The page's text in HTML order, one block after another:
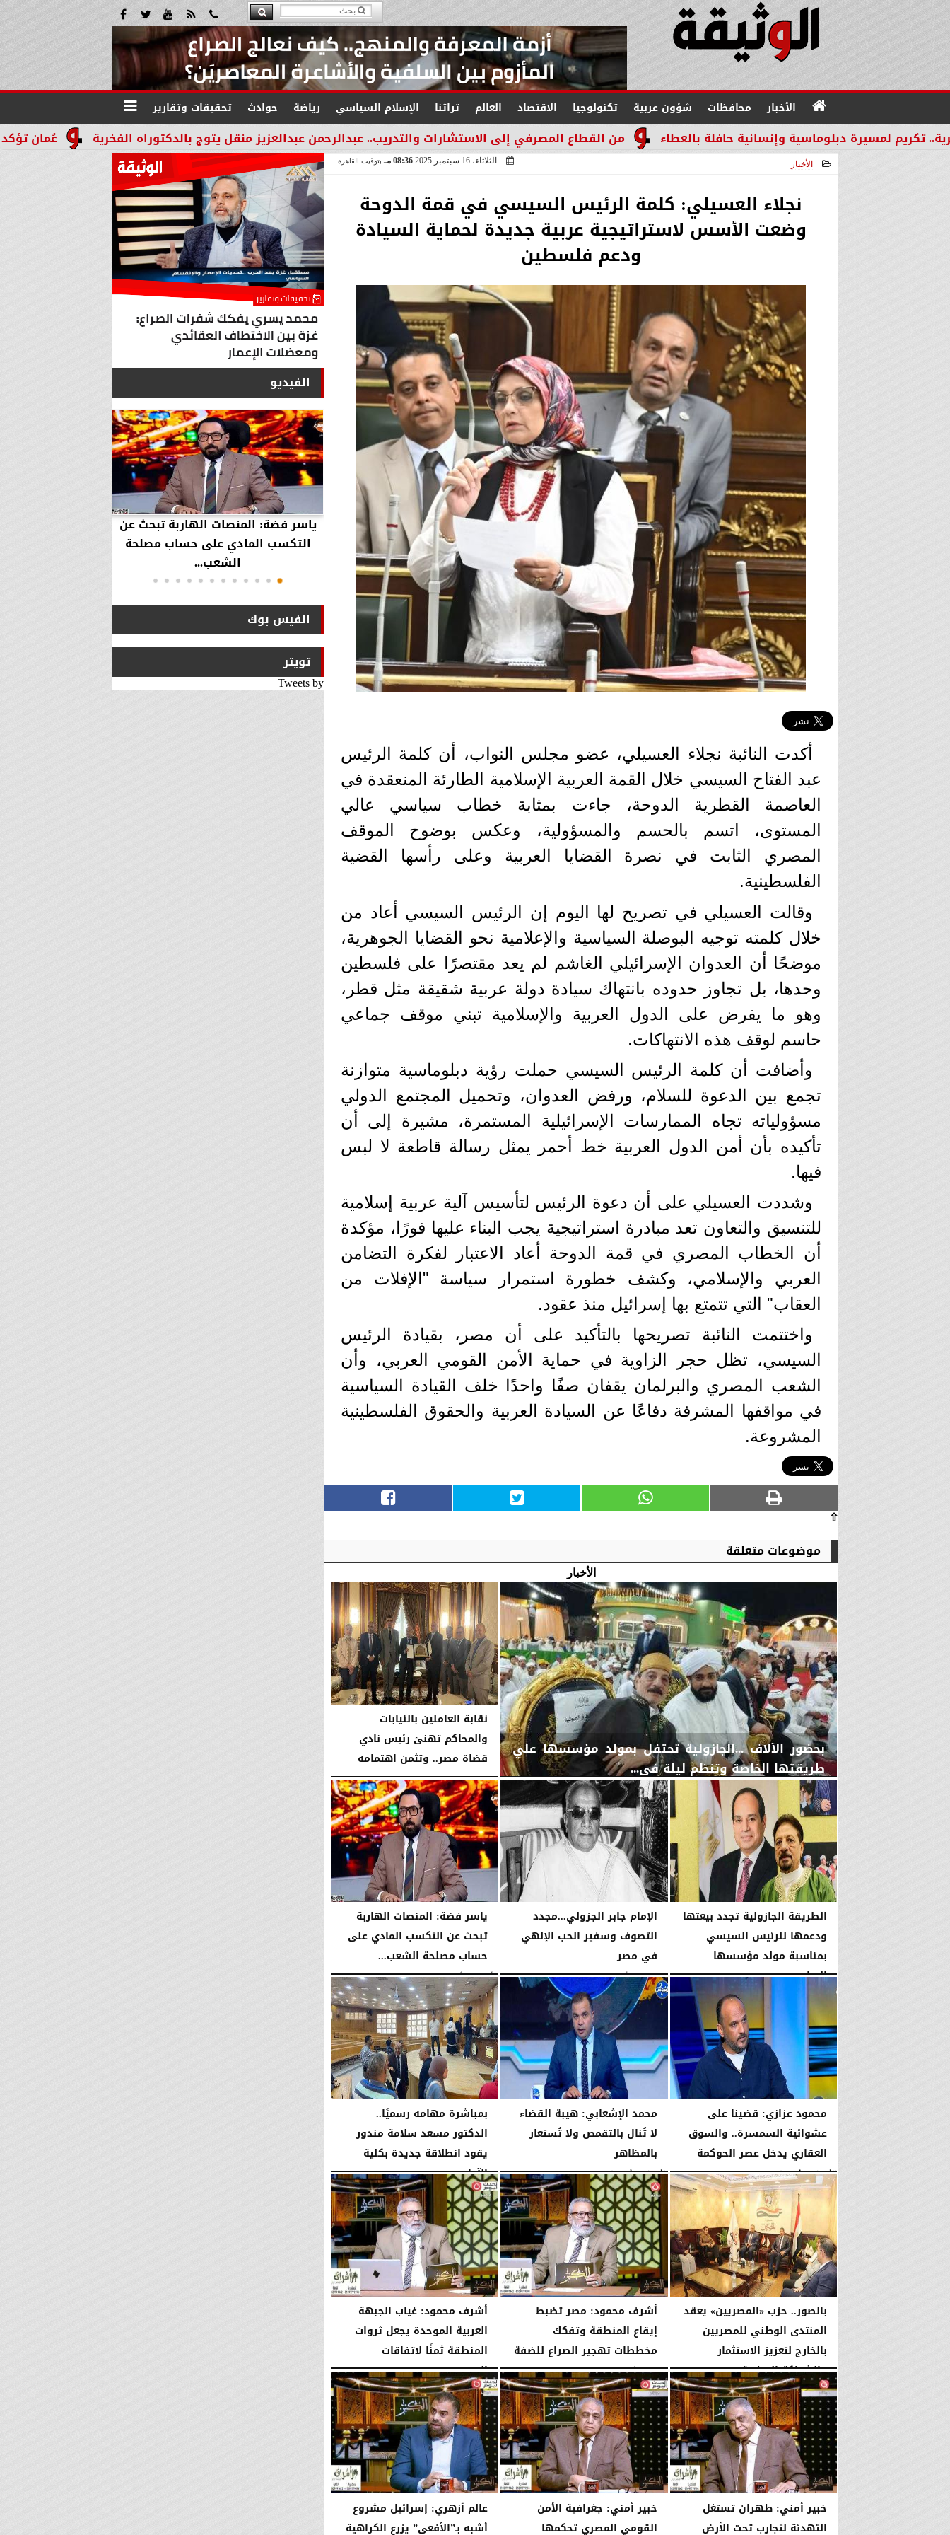
الأخبار محافظات شؤون عربية تكنولوجيا الاقتصاد العالم تراثنا الإسلام السياسي رياضة حوادث تحقيقات وتقارير
عُمان تؤكد التزامها بدعم من القطاع المصرفي إلى الاستشارات والتدريب.. عبدالرحمن عبدالعزيز منقل يتوج بالدكتوراه الفخرية دبلوماسية وإنسانية حافلة بالعطاء
الأخبار الثلاثاء، 16 سبتمبر 2025 08:36 مـ بتوقيت القاهرة
نجلاء العسيلي: كلمة الرئيس السيسي في قمة الدوحة
وضعت الأسس لاستراتيجية عربية جديدة لحماية السيادة
ودعم فلسطين
أكدت النائبة نجلاء العسيلي، عضو مجلس النواب، أن كلمة الرئيس
عبد الفتاح السيسي خلال القمة العربية الإسلامية الطارئة المنعقدة في
العاصمة القطرية الدوحة، جاءت بمثابة خطاب سياسي عالي
المستوى، اتسم بالحسم والمسؤولية، وعكس بوضوح الموقف
المصري الثابت في نصرة القضايا العربية وعلى رأسها القضية
الفلسطينية.
وقالت العسيلي في تصريح لها اليوم إن الرئيس السيسي أعاد من
خلال كلمته توجيه البوصلة السياسية والإعلامية نحو القضايا الجوهرية،
موضحًا أن العدوان الإسرائيلي الغاشم لم يعد مقتصرًا على فلسطين
وحدها، بل تجاوز حدوده بانتهاك سيادة دولة عربية شقيقة مثل قطر،
وهو ما يفرض على الدول العربية والإسلامية تبني موقف جماعي
حاسم لوقف هذه الانتهاكات.
وأضافت أن كلمة الرئيس السيسي حملت رؤية دبلوماسية متوازنة
تجمع بين الدعوة للسلام، ورفض العدوان، وتحميل المجتمع الدولي
مسؤولياته تجاه الممارسات الإسرائيلية المستمرة، مشيرة إلى أن
تأكيده بأن أمن الدول العربية خط أحمر يمثل رسالة قاطعة لا لبس
فيها.
وشددت العسيلي على أن دعوة الرئيس لتأسيس آلية عربية إسلامية
للتنسيق والتعاون تعد مبادرة استراتيجية يجب البناء عليها فورًا، مؤكدة
أن الخطاب المصري في قمة الدوحة أعاد الاعتبار لفكرة التضامن
العربي والإسلامي، وكشف خطورة استمرار سياسة "الإفلات من
العقاب" التي تتمتع بها إسرائيل منذ عقود.
واختتمت النائبة تصريحها بالتأكيد على أن مصر، بقيادة الرئيس
السيسي، تظل حجر الزاوية في حماية الأمن القومي العربي، وأن
الشعب المصري والبرلمان يقفان صفًا واحدًا خلف القيادة السياسية
في مواقفها المشرفة دفاعًا عن السيادة العربية والحقوق الفلسطينية
المشروعة.
⇧
موضوعات متعلقة
الأخبار
بحضور الآلاف ...الجازولية تحتفل بمولد مؤسسها علي
طريقتها الخاصة وتنظم ليلة في...
الجمعة، 7 أغسطس 2026 11:31 صـ
نقابة العاملين بالنيابات
والمحاكم تهنئ رئيس نادي
قضاة مصر.. وتثمن اهتمامه
بدعم...
الخميس، 6 أغسطس 2026 06:22 مـ
الطريقة الجازولية تجدد بيعتها
ودعمها للرئيس السيسي
بمناسبة مولد مؤسسها
الإمام...
الخميس، 6 أغسطس 2026 02:46 مـ
الإمام جابر الجزولي...مجدد
التصوف وسفير الحب الإلهي
في مصر
الخميس، 6 أغسطس 2026 01:45 مـ
ياسر فضة: المنصات الهاربة
تبحث عن التكسب المادي على
حساب مصلحة الشعب...
الأربعاء، 5 أغسطس 2026 08:42 مـ
محمود عزازي: قضينا على
عشوائية السمسرة.. والسوق
العقاري يدخل عصر الحوكمة
الأربعاء، 5 أغسطس 2026 08:19 مـ
محمد الإشعابي: هيبة القضاء
لا تُنال بالتقمص ولا تُستعار
بالمظاهر
الأربعاء، 5 أغسطس 2026 08:17 مـ
بمباشرة مهامه رسميًا..
الدكتور مسعد سلامة مندور
يقود انطلاقة جديدة بكلية
الآداب...
الأربعاء، 5 أغسطس 2026 04:51 مـ
بالصور.. حزب «المصريين» يعقد
المنتدى الوطني للمصريين
بالخارج لتعزيز الاستثمار
والشراكة الوطنية
الثلاثاء، 4 أغسطس 2026 11:31 مـ
أشرف محمود: مصر تضبط
إيقاع المنطقة وتفكك
مخططات تهجير الصراع للضفة
الإثنين، 3 أغسطس 2026 10:44 مـ
أشرف محمود: غياب الجبهة
العربية الموحدة يجعل ثروات
المنطقة ثمنًا لاتفاقات
القوى...
الإثنين، 3 أغسطس 2026 10:42 مـ
خبير أمني: طهران تستغل
التهدئة لتجارب تحت الأرض
خبير أمني: جغرافية الأمن
القومي المصري تحكمها
عالم أزهري: إسرائيل مشروع
أشبه بـ”الأفعى” يزرع الكراهية
الفيديو
أستاذ كيمياء حيوية: غلي اللبن السايب
في المنازل لا يقضي على الأمراض...
ياسر فضة: المنصات الهاربة تبحث عن
التكسب المادي على حساب مصلحة
الشعب...
الفيس بوك
تويتر
Tweets by